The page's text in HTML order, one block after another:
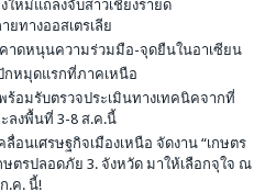
ใหม่แถลงจับสาวเชียงรายด
ยทางออสเตรเลีย
าดหนุนความร่วมมือ-จุดยืนในอาเซียน
กหมุดแรกที่ภาคเหนือ
อมรับตรวจประเมินทางเทคนิคจากที่
ลงพื้นที่ 3-8 ส.ค.นี้
นเศรษฐกิจเมืองเหนือ จัดงาน “เกษตร
ษตรปลอดภัย 3. จังหวัด มาให้เลือกจุใจ ณ
.ค. นี้!